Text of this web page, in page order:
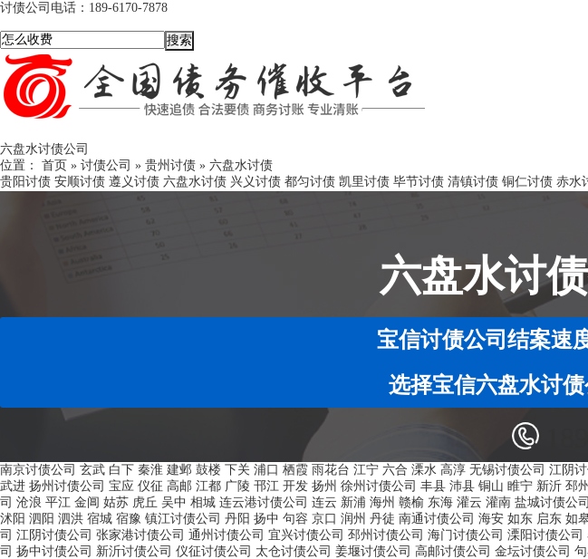
讨债公司电话： 189-6170-7878
六盘水讨债公司
位置：
首页 » 讨债公司 » 贵州讨债 » 六盘水讨债
贵阳讨债 安顺讨债 遵义讨债 六盘水讨债 兴义讨债 都匀讨债 凯里讨债 毕节讨债 清镇讨债 铜仁讨债 赤水
六盘水讨
宝信讨债公司结案速
选择宝信六盘水讨
南京讨债公司 玄武 白下 秦淮 建邺 鼓楼 下关 浦口 栖霞 雨花台 江宁 六合 溧水 高淳 无锡讨债公司 江阴讨
武进 扬州讨债公司 宝应 仪征 高邮 江都 广陵 邗江 开发 扬州 徐州讨债公司 丰县 沛县 铜山 睢宁 新沂 邳州
司 沧浪 平江 金阊 姑苏 虎丘 吴中 相城 连云港讨债公司 连云 新浦 海州 赣榆 东海 灌云 灌南 盐城讨债公司
沭阳 泗阳 泗洪 宿城 宿豫 镇江讨债公司 丹阳 扬中 句容 京口 润州 丹徒 南通讨债公司 海安 如东 启东 如
司 江阴讨债公司 张家港讨债公司 通州讨债公司 宜兴讨债公司 邳州讨债公司 海门讨债公司 溧阳讨债公司
司 扬中讨债公司 新沂讨债公司 仪征讨债公司 太仓讨债公司 姜堰讨债公司 高邮讨债公司 金坛讨债公司